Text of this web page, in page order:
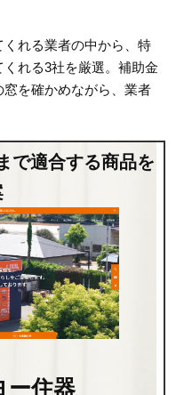
れる業者の中から、特
れる3社を厳選。補助金
を確かめながら、業者
で適合する商品を
ー住器